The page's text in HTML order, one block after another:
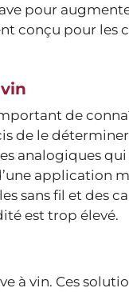
pour
conçu pour les
de
de le
analogiques
application
sans fil et des
est trop élevé.
à vin. Ces